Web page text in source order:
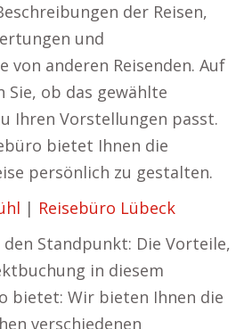
der Reisen,
und
von anderen Reisenden. Auf
Sie, ob das gewählte
Ihren Vorstellungen passt.
bietet Ihnen die
persönlich zu gestalten.
| Reisebüro Lübeck
den Standpunkt: Die Vorteile,
in diesem
bietet: Wir bieten Ihnen die
verschiedenen